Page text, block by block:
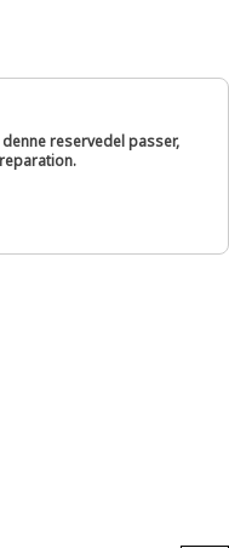
reservedel passer,